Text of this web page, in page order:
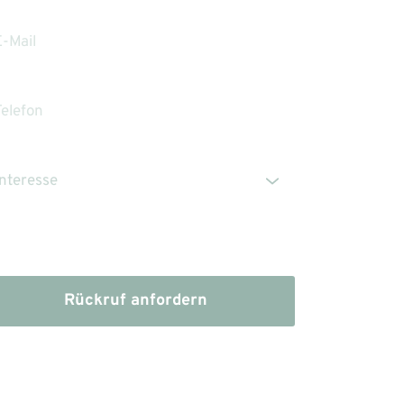
Rückruf anfordern